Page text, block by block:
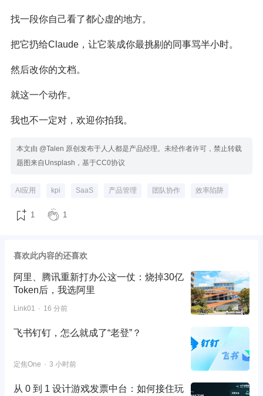
找一段你自己看了都心虚的地方。
把它扔给Claude，让它装成你最挑剔的同事骂半小时。
然后改你的文档。
就这一个动作。
我也不一定对，欢迎你拍我。
本文由 @Talen 原创发布于人人都是产品经理。未经作者许可，禁止转载
题图来自Unsplash，基于CC0协议
AI应用 kpi SaaS 产品管理 团队协作 效率陷阱
1 1
喜欢此内容的还喜欢
阿里、腾讯重新打办公这一仗：烧掉30亿
Token后，我选阿里
Link01 16 分前
飞书钉钉，怎么就成了“老登”？
定焦One 3 小时前
从 0 到 1 设计游戏发票中台：如何接住玩